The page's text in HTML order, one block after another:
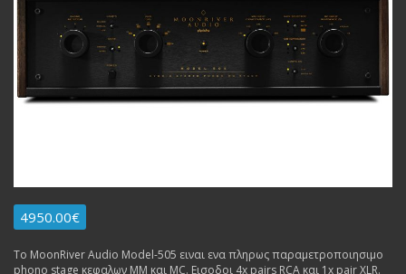
4950.00€
To MoonRiver Audio Model-505 ειναι ενα πληρως παραμετροποιησιμο
phono stage κεφαλων MM και MC. Εισοδοι 4x pairs RCA και 1x pair XLR.